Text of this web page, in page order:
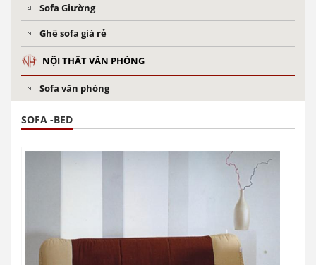
Sofa Giường
Ghế sofa giá rẻ
NỘI THẤT VĂN PHÒNG
Sofa văn phòng
SOFA -BED